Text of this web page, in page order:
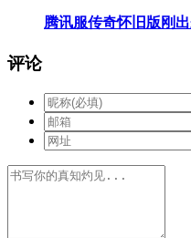
腾讯服传奇怀旧版刚
评论